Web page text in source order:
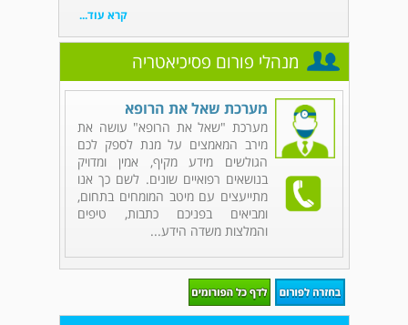
קרא עוד...
מנהלי פורום פסיכיאטריה
מערכת שאל את הרופא
מערכת "שאל את הרופא" עושה את
מירב המאמצים על מנת לספק לכם
הגולשים מידע מקיף, אמין ומדויק
בנושאים רפואיים שונים. לשם כך אנו
מתייעצים עם מיטב המומחים בתחום,
ומביאים בפניכם כתבות, טיפים
והמלצות משדה הידע...